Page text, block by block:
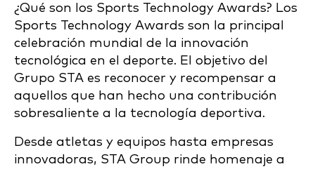
¿Qué son los Sports Technology Awards? Los
Sports Technology Awards son la principal
celebración mundial de la innovación
tecnológica en el deporte. El objetivo del
Grupo STA es reconocer y recompensar a
aquellos que han hecho una contribución
sobresaliente a la tecnología deportiva.
Desde atletas y equipos hasta empresas
innovadoras, STA Group rinde homenaje a